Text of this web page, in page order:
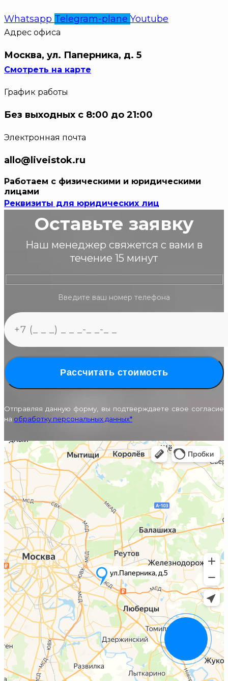
Whatsapp Telegram-plane Youtube
Адрес офиса
Москва, ул. Паперника, д. 5
Смотреть на карте
График работы
Без выходных с 8:00 до 21:00
Электронная почта
allo@liveistok.ru
Работаем с физическими и юридическими
лицами
Реквизиты для юридических лиц
Оставьте заявку
Наш менеджер свяжется с вами в
течение 15 минут
Введите ваш номер телефона
Рассчитать стоимость
Отправляя данную форму, вы подтверждаете свое согласие
на обработку персональных данных*